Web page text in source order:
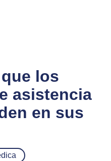
los
asistencia
en sus